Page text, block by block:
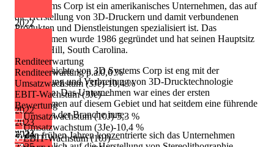
2022
2023
2022
2023
2024
Renditeerwartung
Renditeerwartung p.a.0,6 %
Umsatzwachstum (3Je)-10,4 %
EBIT-Wachstum (3Je)—
Bewertung
Umsatzwachstum (10J)-5,3 %
Umsatzwachstum (3Je)-10,4 %
EBIT-Wachstum (10J)—
3D Systems Corp ist ein amerikanisches Unternehmen, das auf
die Herstellung von 3D-Druckern und damit verbundenen
Produkten und Dienstleistungen spezialisiert ist. Das
Unternehmen wurde 1986 gegründet und hat seinen Hauptsitz
in Rock Hill, South Carolina.
Die Geschichte von 3D Systems Corp ist eng mit der
Entwicklung und Verbreitung von 3D-Drucktechnologie
verbunden. Das Unternehmen war eines der ersten
Unternehmen auf diesem Gebiet und hat seitdem eine führende
Position in der Branche inne.
In den frühen Jahren konzentrierte sich das Unternehmen